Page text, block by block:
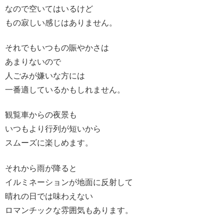
なので空いてはいるけど
もの寂しい感じはありません。
それでもいつもの賑やかさは
あまりないので
人ごみが嫌いな方には
一番適しているかもしれません。
観覧車からの夜景も
いつもより行列が短いから
スムーズに楽しめます。
それから雨が降ると
イルミネーションが地面に反射して
晴れの日では味わえない
ロマンチックな雰囲気もあります。